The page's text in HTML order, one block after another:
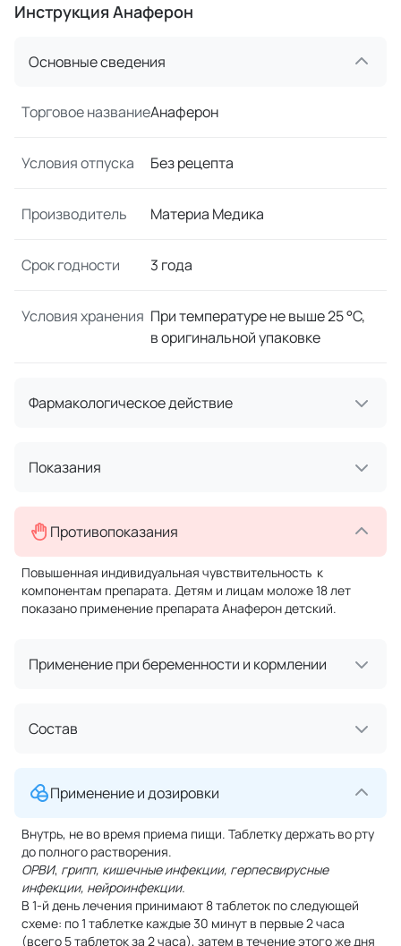
Инструкция Анаферон
Основные сведения
Торговое названиеАнаферон
Условия отпуска Без рецепта
Производитель Материа Медика
Срок годности 3 года
Условия хранения При температуре не выше 25 °C,
в оригинальной упаковке
Фармакологическое действие
Показания
Противопоказания
Повышенная индивидуальная чувствительность к
компонентам препарата. Детям и лицам моложе 18 лет
показано применение препарата Анаферон детский.
Применение при беременности и кормлении
Состав
Применение и дозировки
Внутрь, не во время приема пищи. Таблетку держать во рту
до полного растворения.
ОРВИ, грипп, кишечные инфекции, герпесвирусные
инфекции, нейроинфекции.
В 1-й день лечения принимают 8 таблеток по следующей
схеме: по 1 таблетке каждые 30 минут в первые 2 часа
(всего 5 таблеток за 2 часа), затем в течение этого же дня